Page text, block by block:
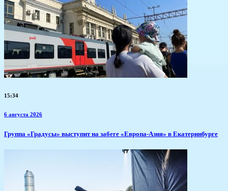
15:34
6 августа 2026
​Группа «Градусы» выступит на забеге «Европа-Азия» в Екатеринбурге